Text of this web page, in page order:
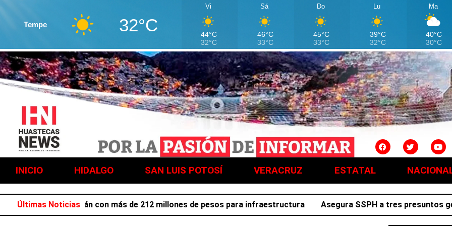
Tempe 32°C
Vi
44°C
32°C
Sá
46°C
33°C
Do
45°C
33°C
Lu
39°C
32°C
Ma
40°C
30°C
INICIO HIDALGO SAN LUIS POTOSÍ VERACRUZ ESTATAL
Últimas Noticias
de Metztitlán con más de 212 millones de pesos para infraestructura Asegura SSPH a tres presuntos